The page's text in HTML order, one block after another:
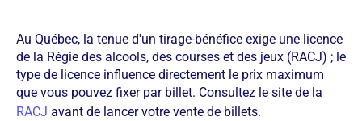
Au Québec, la tenue d'un tirage-bénéfice exige une licence
de la Régie des alcools, des courses et des jeux (RACJ) ; le
type de licence influence directement le prix maximum
que vous pouvez fixer par billet. Consultez le site de la
RACJ avant de lancer votre vente de billets.